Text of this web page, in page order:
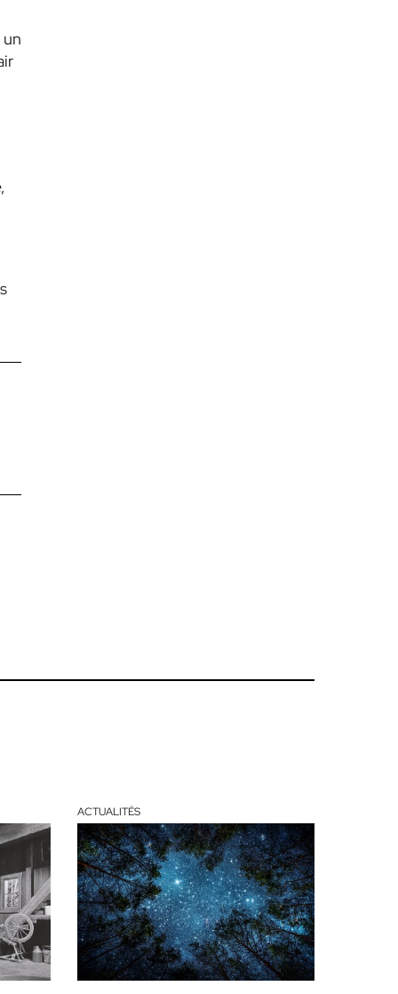
ACTUALITÉS